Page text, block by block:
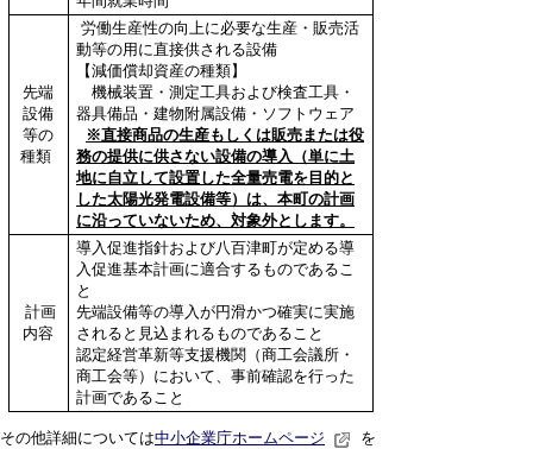
先端
設備
等の
種類
労働生産性の向上に必要な生産・販売活
動等の用に直接供される設備
【減価償却資産の種類】
機械装置・測定工具および検査工具・
器具備品・建物附属設備・ソフトウェア
※直接商品の生産もしくは販売または役
務の提供に供さない設備の導入（単に土
地に自立して設置した全量売電を目的と
した太陽光発電設備等）は、本町の計画
に沿っていないため、対象外とします。
計画
内容
導入促進指針および八百津町が定める導
入促進基本計画に適合するものであるこ
と
先端設備等の導入が円滑かつ確実に実施
されると見込まれるものであること
認定経営革新等支援機関（商工会議所・
商工会等）において、事前確認を行った
計画であること
その他詳細については中小企業庁ホームページ
を